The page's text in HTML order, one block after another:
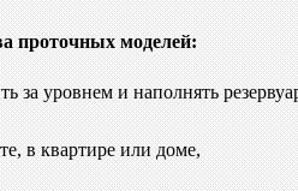
проточных моделей:
за уровнем и наполнять
в квартире или доме,